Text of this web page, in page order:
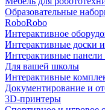
Образовательные
RoboRobo
Интерактивное
Интерактивные доски
Интерактивные
Для вашей школы
Интерактивные
Документирование и
3D-принтеры